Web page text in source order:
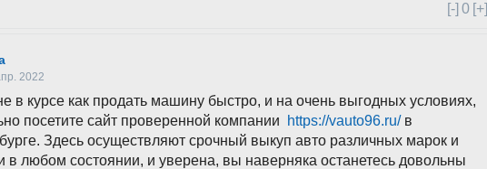
[-] 0 [+]
2022
в курсе как продать машину быстро, и на очень выгодных условиях,
посетите сайт проверенной компании
https://vauto96.ru/в
Здесь осуществляют срочный выкуп авто различных марок и
в любом состоянии, и уверена, вы наверняка останетесь довольны